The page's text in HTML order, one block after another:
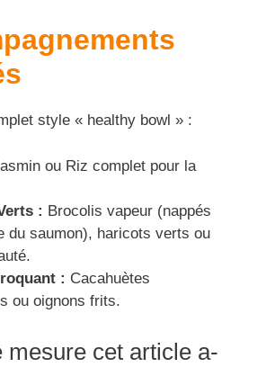
style « healthy bowl » :
ou Riz complet pour la
: Brocolis vapeur (nappés
du saumon), haricots verts ou
: Cacahuètes
ou oignons frits.
mesure cet article a-